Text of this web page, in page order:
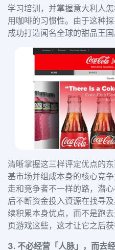
学习培训，并掌握意大利人
用咖啡的习惯性。由于这种
成功打造闻名全球的甜品王国
清晰掌握这三样评定优点的
基市场并组成本身的核心竞
走和竞争者不一样的路，潜
后不断资金投入資源在找寻
续积累本身优点，而不是跑
页游戏这些，这才让它之后获
3. 不必经营「人脉」，而去经